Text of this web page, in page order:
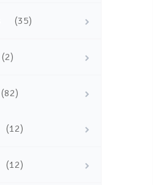
(35)
(2)
(82)
(12)
(12)